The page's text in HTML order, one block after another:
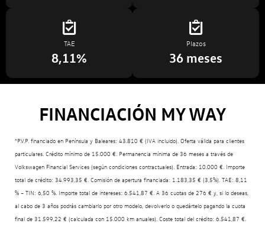
TAE
8,11%
Plazos
36 meses
FINANCIACIÓN MY WAY
*P.V.P. financiado en Península y Baleares: 43.810 € (IVA incluido). Oferta válida para clientes
particulares. Crédito mínimo de 15.000 €. Permanencia mínima de 36 meses a través de
Volkswagen Financial Services (según condiciones contractuales). Entrada: 10.000 €. Importe
total de crédito: 34.993,35 €. Comisión de apertura financiada: 1.183,35 € (3,5%). TAE: 8,11
% – TIN: 6,50 %. Importe total de intereses: 6.541,87 €. A 36 cuotas de 276 € y, si lo deseas,
al cabo de 3 años podrás cambiarlo por otro modelo, devolverlo o quedártelo pagando la cuota
final de 31.599,22 € (calculada con 15.000 km anuales). Coste total del crédito: 6.541,87 €.